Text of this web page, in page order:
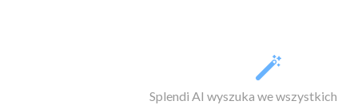
Splendi AI wyszuka we